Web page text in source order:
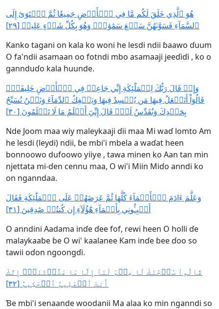
هُوَ ٱلَّذِي خَلَقَ لَكُم مَّا فِي ٱلۡأَرۡضِ جَمِيعٗا ثُمَّ ٱسۡتَوَىٰٓ إِلَى
ٱلسَّمَآءِ فَسَوَّىٰهُنَّ سَبۡعَ سَمَٰوَٰتٖۚ وَهُوَ بِكُلِّ شَيۡءٍ عَلِيمٞ [٢٩]
Kanko tagani on kala ko woni he lesdi ndii ɓaawo ɗuum
O fa'ndii asamaan oo fotndi mbo asamaaji jeeɗiɗi , ko o
gannduɗo kala huunde.
وَإِذۡ قَالَ رَبُّكَ لِلۡمَلَٰٓئِكَةِ إِنِّي جَاعِلٞ فِي ٱلۡأَرۡضِ خَلِيفَةٗۖ
قَالُوٓاْ أَتَجۡعَلُ فِيهَا مَن يُفۡسِدُ فِيهَا وَيَسۡفِكُ ٱلدِّمَآءَ وَنَحۡنُ نُسَبِّحُ
بِحَمۡدِكَ وَنُقَدِّسُ لَكَۖ قَالَ إِنِّيٓ أَعۡلَمُ مَا لَا تَعۡلَمُونَ [٣٠]
Nde Joom maa wiy maleykaaji ɗii maa Mi waɗ lomto Am
he lesdi (leydi) ndii, ɓe mbi'i mbela a waɗat heen
bonnoowo dufoowo ƴiiƴe , tawa minen ko Aan tan min
njettata mi-ɗen cennu maa, O wi'i Miin Miɗo anndi ko
on nganndaa.
وَعَلَّمَ ءَادَمَ ٱلۡأَسۡمَآءَ كُلَّهَا ثُمَّ عَرَضَهُمۡ عَلَى ٱلۡمَلَٰٓئِكَةِ فَقَالَ
أَنۢبِـُٔونِي بِأَسۡمَآءِ هَٰٓؤُلَآءِ إِن كُنتُمۡ صَٰدِقِينَ [٣١]
O anndini Aadama inɗe ɗee fof, rewi heen O holli ɗe
malaykaaɓe ɓe O wi' kaalanee Kam inɗe ɓee ɗoo so
tawii oɗon ngoongɗi.
قَالُواْ سُبۡحَٰنَكَ لَا عِلۡمَ لَنَآ إِلَّا مَا عَلَّمۡتَنَآۖ إِنَّكَ
أَنتَ ٱلۡعَلِيمُ ٱلۡحَكِيمُ [٣٢]
Ɓe mbi'i senaande woodanii Ma alaa ko min nganndi so